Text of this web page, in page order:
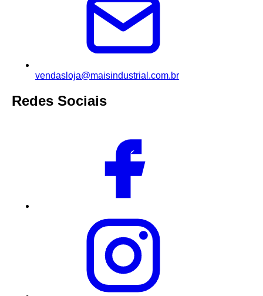
vendasloja@maisindustrial.com.br
Redes Sociais